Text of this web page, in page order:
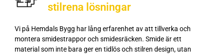
stilrena lösningar
Vi på Hemdals Bygg har lång erfarenhet av att tillverka och
montera smidestrappor och smidesräcken. Smide är ett
material som inte bara ger en tidlös och stilren design, utan